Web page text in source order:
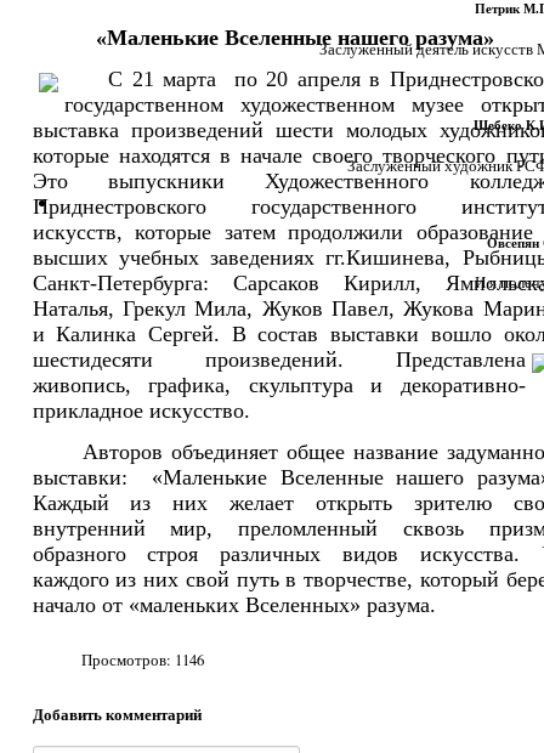
Петрик
Заслуженный деятель
Шебеко
Заслуженный художник
Овсепян
И я
ИСТОРИЯ ОДНОЙ КАРТИНЫ СМИ О МУЗЕЕ
«Маленькие Вселенные нашего разума»
С 21 марта по 20 апреля в
государственном художественном музее
выставка произведений шести молодых
которые находятся в начале своего творческого
Это выпускники Художественного
Приднестровского государственного
искусств, которые затем продолжили образование
высших учебных заведениях гг.Кишинева,
Санкт-Петербурга: Сарсаков Кирилл,
Наталья, Грекул Мила, Жуков Павел, Жукова
и Калинка Сергей. В состав выставки вошло
шестидесяти произведений. Представлена
живопись, графика, скульптура и декоративно-
прикладное искусство.
Авторов объединяет общее название
выставки: «Маленькие Вселенные нашего
Каждый из них желает открыть зрителю
внутренний мир, преломленный сквозь
образного строя различных видов искусства.
каждого из них свой путь в творчестве, который
начало от «маленьких Вселенных» разума.
Просмотров: 1146
Добавить комментарий